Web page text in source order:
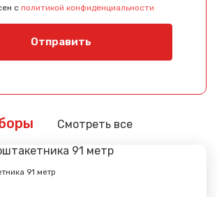
с политикой конфиденциальности
Отправить
Смотреть все
91 метр